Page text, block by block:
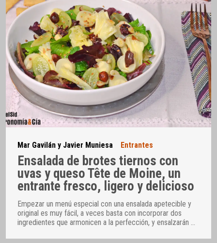
Mar Gavilán y Javier Muniesa Entrantes
Ensalada de brotes tiernos con
uvas y queso Tête de Moine, un
entrante fresco, ligero y delicioso
Empezar un menú especial con una ensalada apetecible y
original es muy fácil, a veces basta con incorporar dos
ingredientes que armonicen a la perfección, y ensalzarán …